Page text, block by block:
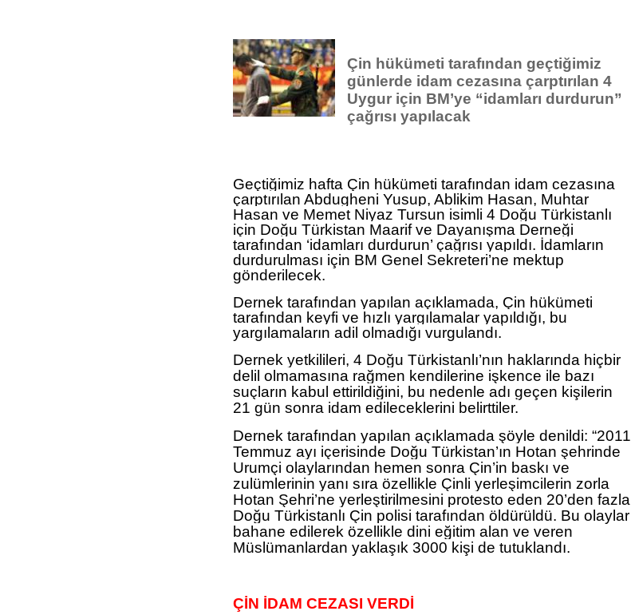
Çin hükümeti tarafından geçtiğimiz
günlerde idam cezasına çarptırılan 4
Uygur için BM’ye “idamları durdurun”
çağrısı yapılacak
Geçtiğimiz hafta Çin hükümeti tarafından idam cezasına
çarptırılan Abdugheni Yusup, Ablikim Hasan, Muhtar
Hasan ve Memet Niyaz Tursun isimli 4 Doğu Türkistanlı
için Doğu Türkistan Maarif ve Dayanışma Derneği
tarafından ‘idamları durdurun’ çağrısı yapıldı. İdamların
durdurulması için BM Genel Sekreteri’ne mektup
gönderilecek.
Dernek tarafından yapılan açıklamada, Çin hükümeti
tarafından keyfi ve hızlı yargılamalar yapıldığı, bu
yargılamaların adil olmadığı vurgulandı.
Dernek yetkilileri, 4 Doğu Türkistanlı’nın haklarında hiçbir
delil olmamasına rağmen kendilerine işkence ile bazı
suçların kabul ettirildiğini, bu nedenle adı geçen kişilerin
21 gün sonra idam edileceklerini belirttiler.
Dernek tarafından yapılan açıklamada şöyle denildi: “2011
Temmuz ayı içerisinde Doğu Türkistan’ın Hotan şehrinde
Urumçi olaylarından hemen sonra Çin’in baskı ve
zulümlerinin yanı sıra özellikle Çinli yerleşimcilerin zorla
Hotan Şehri’ne yerleştirilmesini protesto eden 20’den fazla
Doğu Türkistanlı Çin polisi tarafından öldürüldü. Bu olaylar
bahane edilerek özellikle dini eğitim alan ve veren
Müslümanlardan yaklaşık 3000 kişi de tutuklandı.
ÇİN İDAM CEZASI VERDİ